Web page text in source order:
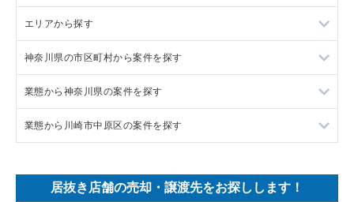
ラーメンの居抜き売却物件の案件一覧
フランス料理の居抜き売却物件の案件一覧
イタリア料理の居抜き売却物件の案件一覧
中華の居抜き売却物件の案件一覧
寿司の居抜き売却物件の案件一覧
エリアから探す
東京23区の飲食店の居抜き売却物件の案件一覧
東京都下の飲食店の居抜き売却物件の案件一覧
千葉県の飲食店の居抜き売却物件の案件一覧
神奈川県の飲食店の居抜き売却物件の案件一覧
神奈川県の市区町村から案件を探す
大和市の飲食店の居抜き売却物件の案件一覧
鎌倉市の飲食店の居抜き売却物件の案件一覧
川崎市高津区の飲食店の居抜き売却物件の案件一覧
業態から神奈川県の案件を探す
神奈川県のラーメンの居抜き売却物件の案件一覧
神奈川県のイタリア料理の居抜き売却物件の案件一覧
業態から川崎市中原区の案件を探す
川崎市中原区のフランス料理の居抜き売却物件の案件一覧
居抜き店舗の売却・譲渡先をお探しします！